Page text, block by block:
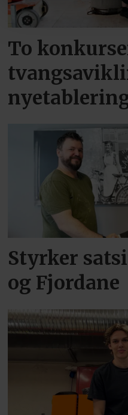
To
Styrker
og Fjordane